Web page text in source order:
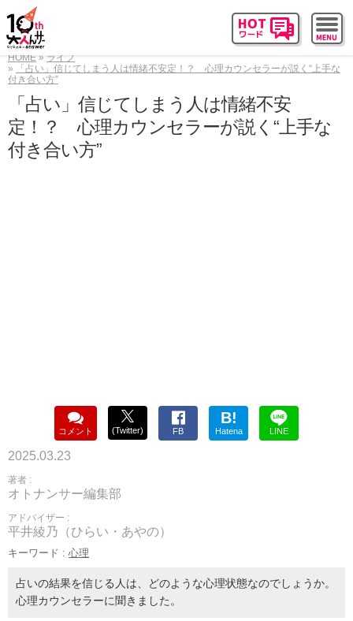
HOME
ライフ
「占い」信じてしまう人は情緒不安定！？ 心理カウンセラーが説く“上手な
付き合い方”
「占い」信じてしまう人は情緒不安
定！？ 心理カウンセラーが説く“上手な
付き合い方”
コメント (Twitter) FB
B!
Hatena LINE
2025.03.23
著者 :
オトナンサー編集部
アドバイザー :
平井綾乃（ひらい・あやの）
キーワード : 心理
占いの結果を信じる人は、どのような心理状態なのでしょうか。
心理カウンセラーに聞きました。